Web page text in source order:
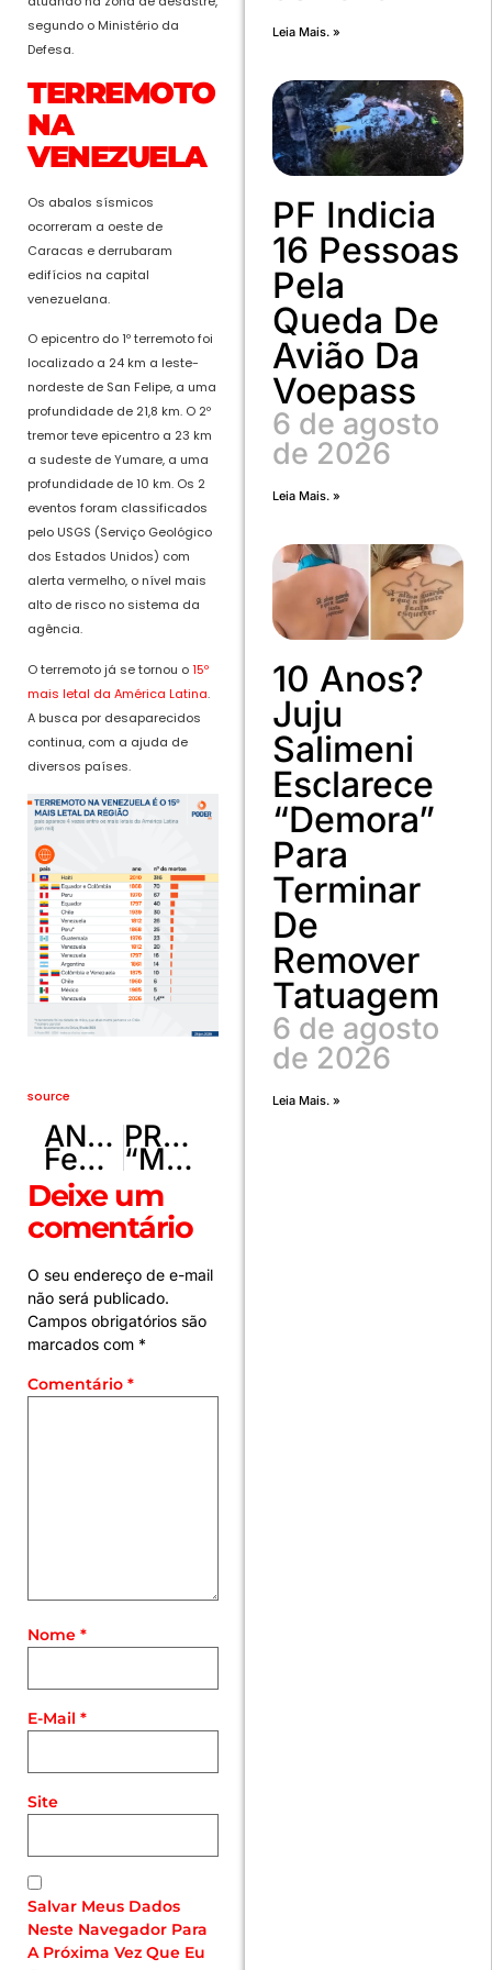
segundo o Ministério da
Defesa.
TERREMOTO
NA
VENEZUELA
Os abalos sísmicos
ocorreram a oeste de
Caracas e derrubaram
edifícios na capital
venezuelana.
O epicentro do 1º terremoto foi
localizado a 24 km a leste-
nordeste de San Felipe, a uma
profundidade de 21,8 km. O 2º
tremor teve epicentro a 23 km
a sudeste de Yumare, a uma
profundidade de 10 km. Os 2
eventos foram classificados
pelo USGS (Serviço Geológico
dos Estados Unidos) com
alerta vermelho, o nível mais
alto de risco no sistema da
agência.
O terremoto já se tornou o15º
mais letal da América Latina.
A busca por desaparecidos
continua, com a ajuda de
diversos países.
source
ANTERIOR
Federação do Equador aciona Fifa após buzinaço de mexicanos em hotel
PRÓXIMO
“MasterChef” recebe Dayse Paparoto como jurada em prova de Caixa Misteriosa com língua bovina
Deixe um
comentário
O seu endereço de e-mail
não será publicado.
Campos obrigatórios são
marcados com *
Comentário *
Nome *
E-Mail *
Site
Salvar Meus Dados
Neste Navegador Para
A Próxima Vez Que Eu
Leia Mais. »
PF Indicia
16 Pessoas
Pela
Queda De
Avião Da
Voepass
6 de agosto
de 2026
Leia Mais. »
10 Anos?
Juju
Salimeni
Esclarece
“demora”
Para
Terminar
De
Remover
Tatuagem
6 de agosto
de 2026
Leia Mais. »